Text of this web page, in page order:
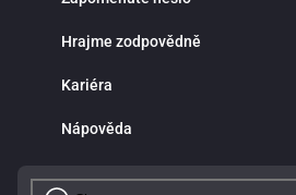
Hrajme zodpovědně
Kariéra
Nápověda